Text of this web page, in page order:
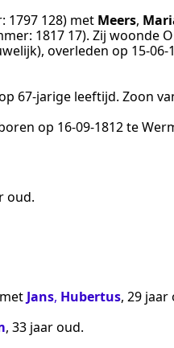
1797 128) met Meers,
1817 17). Zij woonde
), overleden op
67-jarige leeftijd. Zoon
op 16‑09‑1812te
oud.
Jans, Hubertus, 29 jaar
, 33 jaar oud.